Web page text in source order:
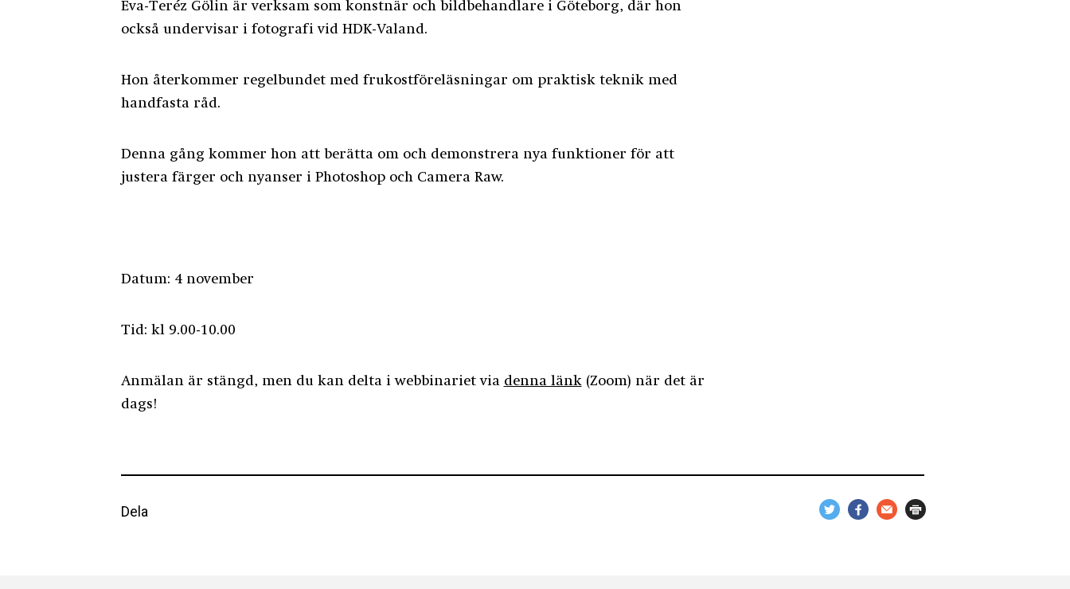
Eva-Teréz Gölin är verksam som konstnär och bildbehandlare i Göteborg, där hon
också undervisar i fotografi vid HDK-Valand.
Hon återkommer regelbundet med frukostföreläsningar om praktisk teknik med
handfasta råd.
Denna gång kommer hon att berätta om och demonstrera nya funktioner för att
justera färger och nyanser i Photoshop och Camera Raw.
Datum: 4 november
Tid: kl 9.00-10.00
Anmälan är stängd, men du kan delta i webbinariet via denna länk(Zoom) när det är
dags!
Dela